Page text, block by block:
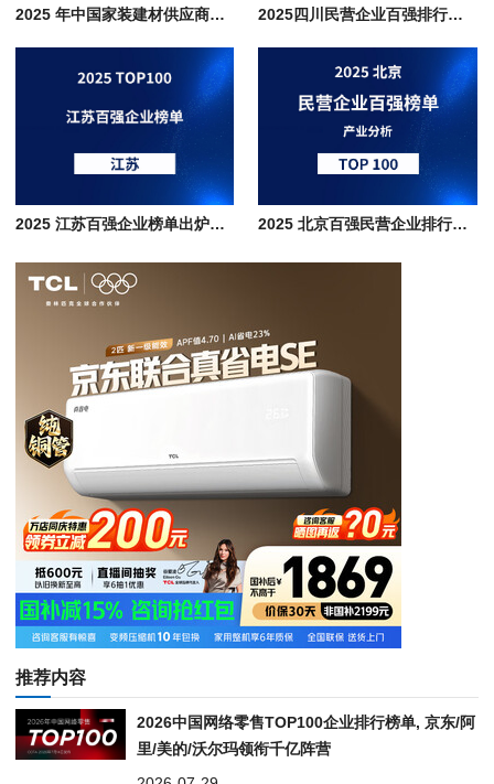
2025 年中国家装建材供应商百强榜 TOP100 企业名单 2025四川民营企业百强排行榜单分析，传统根基与新兴动能的巴蜀经济图谱
2025 江苏百强企业榜单出炉，制造业占比超七成，排行榜深度解析 2025 北京百强民营企业排行榜单，数字经济+高端制造+现代服务产业协同发展
推荐内容
2026中国网络零售TOP100企业排行榜单, 京东/阿
里/美的/沃尔玛领衔千亿阵营